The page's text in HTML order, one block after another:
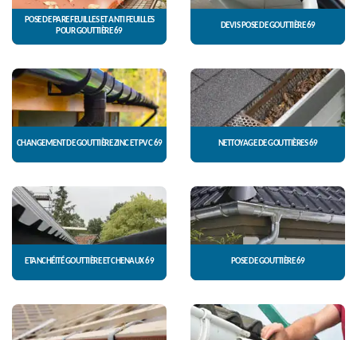
POSE DE PARE FEUILLES ET ANTI FEUILLES
POUR GOUTTIÈRE 69
DEVIS POSE DE GOUTTIÈRE 69
CHANGEMENT DE GOUTTIÈRE ZINC ET PVC 69 NETTOYAGE DE GOUTTIÈRES 69
ETANCHÉITÉ GOUTTIÈRE ET CHENAUX 69 POSE DE GOUTTIÈRE 69